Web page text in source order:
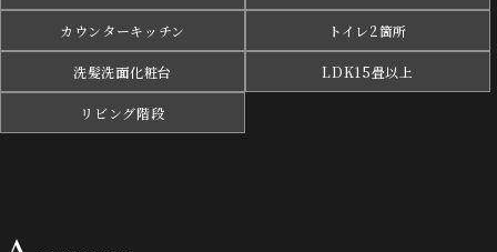
カウンターキッチン トイレ2箇所
洗髪洗面化粧台 LDK15畳以上
リビング階段